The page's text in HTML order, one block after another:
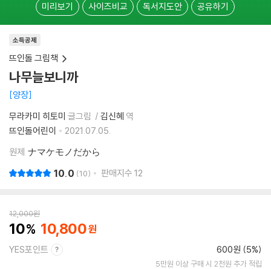
미리보기 사이즈비교 독서지도안 공유하기
소득공제
뜨인돌 그림책
나무늘보니까
양장
무라카미 히토미 글그림 김신혜 역
뜨인돌어린이
2021.07.05.
원제 ナマケモノだから
10.0 10 판매지수 12
12,000원
10 10,800
YES포인트 600원 (5%)
5만원 이상 구매 시 2천원 추가 적립